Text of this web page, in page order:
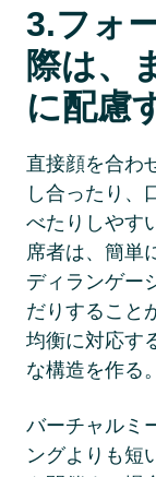
3.フォ
際は、
に配慮
直接顔を合わ
し合ったり、
べたりしやす
席者は、簡単
ディランゲー
だりすること
均衡に対応す
な構造を作る
バーチャルミ
ングよりも短